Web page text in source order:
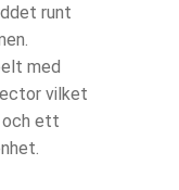
runt
med
vilket
och ett